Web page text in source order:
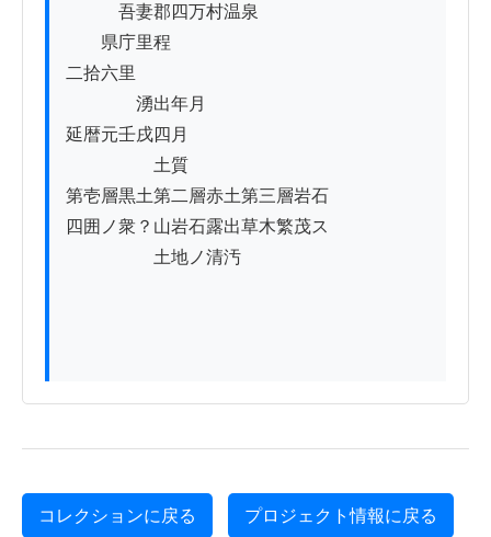
吾妻郡四万村温泉
県庁里程
二拾六里
湧出年月
延暦元壬戌四月
土質
第壱層黒土第二層赤土第三層岩石
四囲ノ衆？山岩石露出草木繁茂ス
土地ノ清汚
コレクションに戻る プロジェクト情報に戻る